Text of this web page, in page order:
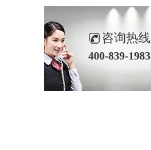
咨询热线
400-839-1983